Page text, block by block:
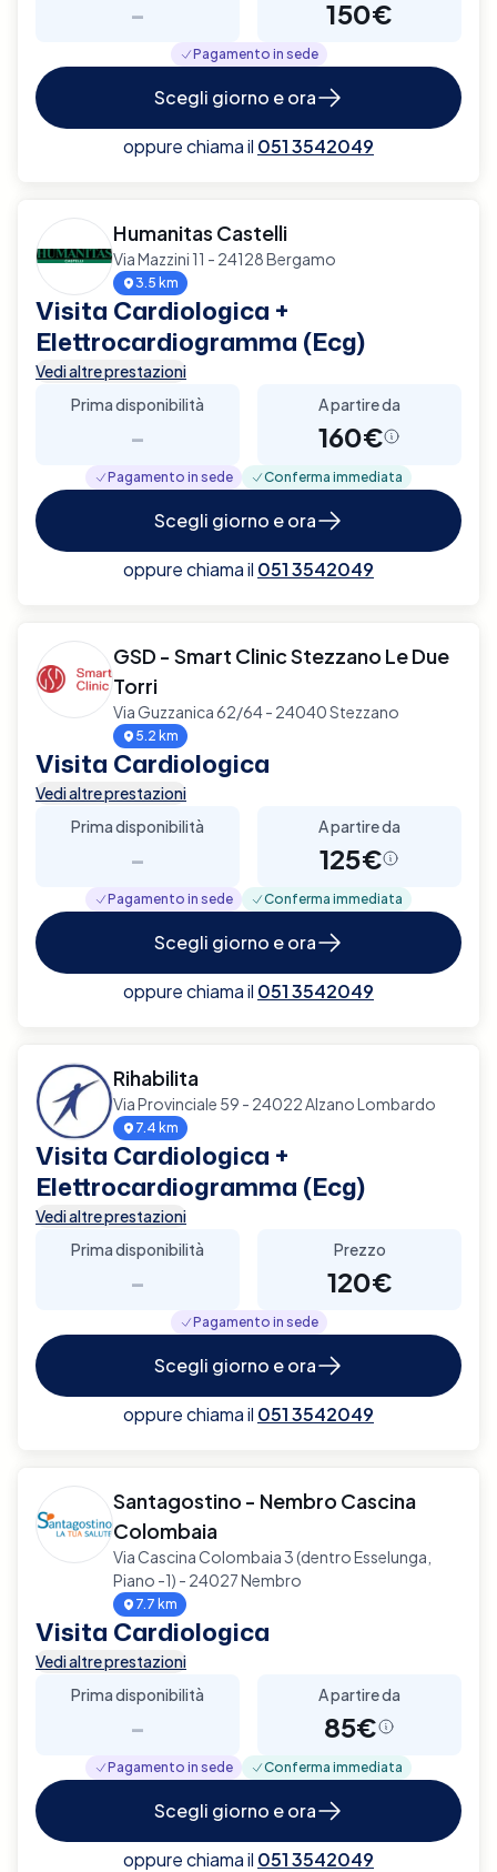
- 150€
Pagamento in sede
Scegli giorno e ora
oppure chiama il 051 3542049
Humanitas Castelli
Via Mazzini 11 - 24128 Bergamo
3.5 km
Visita Cardiologica +
Elettrocardiogramma (Ecg)
Vedi altre prestazioni
Prima disponibilità
-
A partire da
160€
Pagamento in sede Conferma immediata
Scegli giorno e ora
oppure chiama il 051 3542049
GSD - Smart Clinic Stezzano Le Due
Torri
Via Guzzanica 62/64 - 24040 Stezzano
5.2 km
Visita Cardiologica
Vedi altre prestazioni
Prima disponibilità
-
A partire da
125€
Pagamento in sede Conferma immediata
Scegli giorno e ora
oppure chiama il 051 3542049
Rihabilita
Via Provinciale 59 - 24022 Alzano Lombardo
7.4 km
Visita Cardiologica +
Elettrocardiogramma (Ecg)
Vedi altre prestazioni
Prima disponibilità
-
Prezzo
120€
Pagamento in sede
Scegli giorno e ora
oppure chiama il 051 3542049
Santagostino - Nembro Cascina
Colombaia
Via Cascina Colombaia 3 (dentro Esselunga,
Piano -1) - 24027 Nembro
7.7 km
Visita Cardiologica
Vedi altre prestazioni
Prima disponibilità
-
A partire da
85€
Pagamento in sede Conferma immediata
Scegli giorno e ora
oppure chiama il 051 3542049